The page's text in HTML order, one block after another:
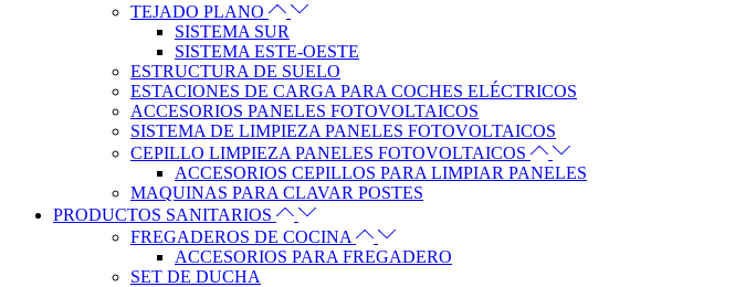
TEJADO PLANO
SISTEMA SUR
SISTEMA ESTE-OESTE
ESTRUCTURA DE SUELO
ESTACIONES DE CARGA PARA COCHES ELÉCTRICOS
ACCESORIOS PANELES FOTOVOLTAICOS
SISTEMA DE LIMPIEZA PANELES FOTOVOLTAICOS
CEPILLO LIMPIEZA PANELES FOTOVOLTAICOS
ACCESORIOS CEPILLOS PARA LIMPIAR PANELES
MAQUINAS PARA CLAVAR POSTES
PRODUCTOS SANITARIOS
FREGADEROS DE COCINA
ACCESORIOS PARA FREGADERO
SET DE DUCHA